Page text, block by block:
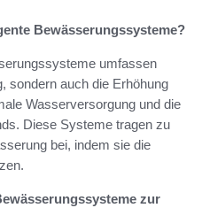
Bewässerungssysteme?
umfassen
sondern auch die Erhöhung
Wasserversorgung und die
Diese Systeme tragen zu
bei, indem sie die
zur